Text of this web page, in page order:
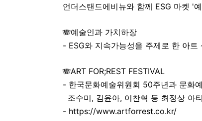
언더스탠드에비뉴와 함께 ESG 마켓 '
🪗예술인과 가치하장
- ESG와 지속가능성을 주제로 한 아
🪗ART FOR;REST FESTIVAL
- 한국문화예술위원회 50주년과 문화
조수미, 김윤아, 이찬혁 등 최정상 아
- https://www.artforrest.co.kr/